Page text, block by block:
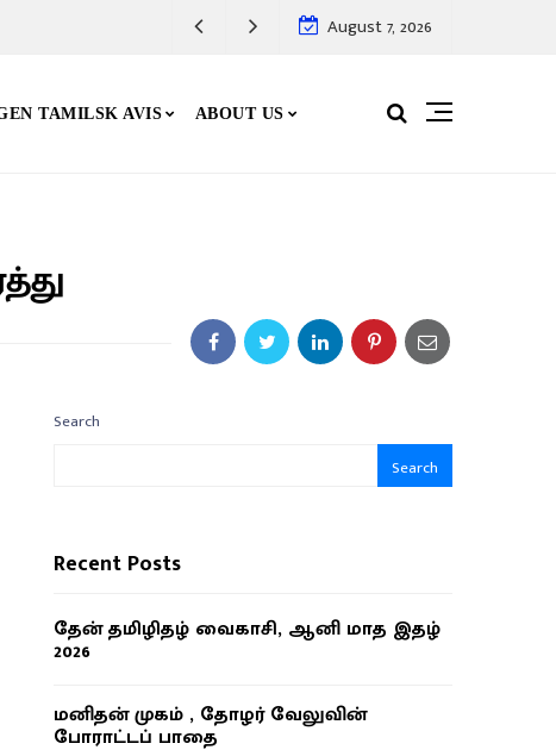
August 7, 2026
TAMILSK AVIS ABOUT US
Search
Search
Recent Posts
தேன் தமிழிதழ் வைகாசி, ஆனி மாத இதழ்
2026
மனிதன் முகம் , தோழர் வேலுவின்
போராட்டப் பாதை